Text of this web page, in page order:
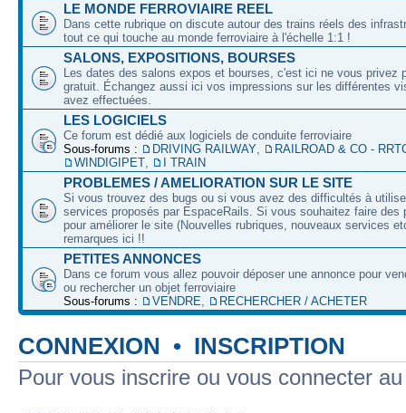
LE MONDE FERROVIAIRE REEL
Dans cette rubrique on discute autour des trains réels des
tout ce qui touche au monde ferroviaire à l'échelle 1:1 !
SALONS, EXPOSITIONS, BOURSES
Les dates des salons expos et bourses, c'est ici ne vous privez
gratuit. Échangez aussi ici vos impressions sur les différentes
avez effectuées.
LES LOGICIELS
Ce forum est dédié aux logiciels de conduite ferroviaire
Sous-forums :
DRIVING RAILWAY,
RAILROAD & CO -
WINDIGIPET, I TRAIN
PROBLEMES / AMELIORATION SUR LE SITE
Si vous trouvez des bugs ou si vous avez des difficultés à
services proposés par EspaceRails. Si vous souhaitez faire des
pour améliorer le site (Nouvelles rubriques, nouveaux services
remarques ici !!
PETITES ANNONCES
Dans ce forum vous allez pouvoir déposer une annonce pour
ou rechercher un objet ferroviaire
Sous-forums :
VENDRE, RECHERCHER / ACHETER
CONNEXION • INSCRIPTION
Pour vous inscrire ou vous connecter